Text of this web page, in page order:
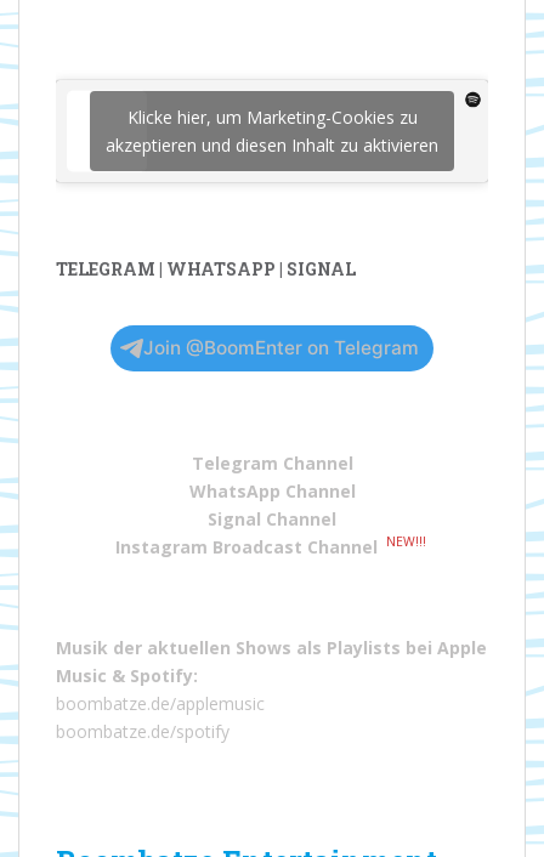
Klicke hier, um Marketing-Cookies zu
akzeptieren und diesen Inhalt zu aktivieren
TELEGRAM | WHATSAPP | SIGNAL
Join @BoomEnter on Telegram
Telegram Channel
WhatsApp Channel
Signal Channel
Instagram Broadcast Channel
NEW!!!
Musik der aktuellen Shows als Playlists bei Apple
Music & Spotify:
boombatze.de/applemusic
boombatze.de/spotify